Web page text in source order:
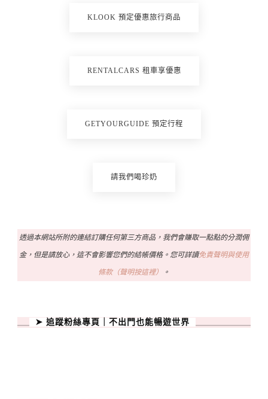
KLOOK 預定優惠旅行商品
RENTALCARS 租車享優惠
GETYOURGUIDE 預定行程
請我們喝珍奶
透過本網站所附的連結訂購任何第三方商品，我們會賺取一點點的分潤佣
金，但是請放心，這不會影響您們的結帳價格。您可詳讀免責聲明與使用
條款（聲明按這裡） 。
➤ 追蹤粉絲專頁｜不出門也能暢遊世界